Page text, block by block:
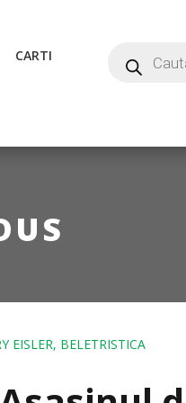
CARTI
EISLER, BELETRISTICA